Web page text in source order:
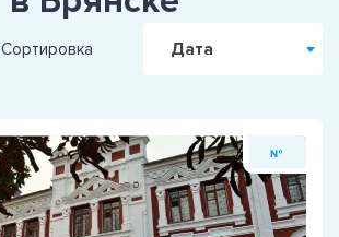
Сортировка Дата
№